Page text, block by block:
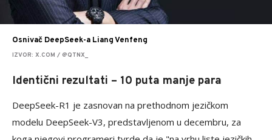
Osnivač DeepSeek-a Liang Venfeng
IZVOR: X.COM / @QTNX_
Identični rezultati – 10 puta manje para
DeepSeek-R1 je zasnovan na prethodnom jezičkom
modelu DeepSeek-V3, predstavljenom u decembru, za